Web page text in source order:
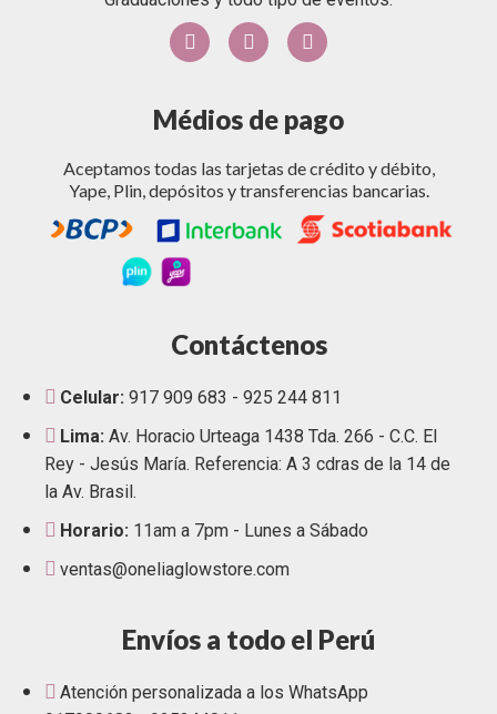
Médios de pago
Aceptamos todas las tarjetas de crédito y débito,
Yape, Plin, depósitos y transferencias bancarias.
Contáctenos
Celular: 917 909 683 - 925 244 811
Lima: Av. Horacio Urteaga 1438 Tda. 266 - C.C. El
Rey - Jesús María. Referencia: A 3 cdras de la 14 de
la Av. Brasil.
Horario: 11am a 7pm - Lunes a Sábado
ventas@oneliaglowstore.com
Envíos a todo el Perú
Atención personalizada a los WhatsApp